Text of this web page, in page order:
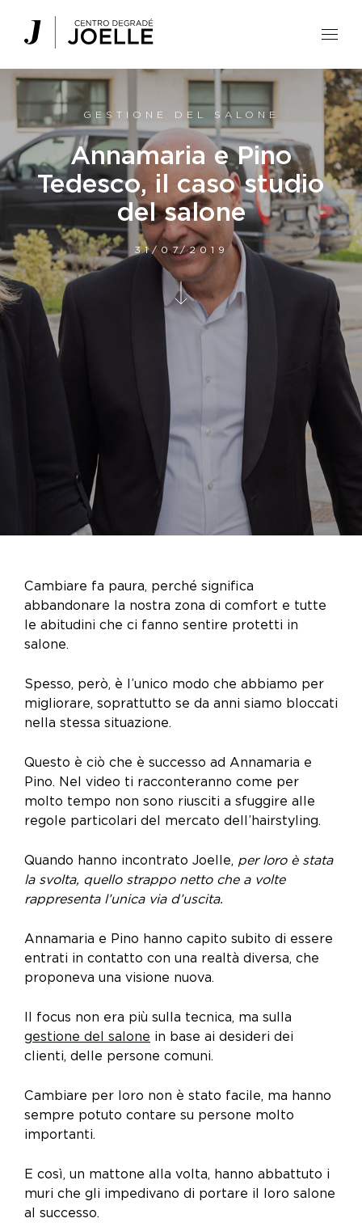
Centro Degradé Joelle Parrucchieri
GESTIONE DEL SALONE
Annamaria e Pino
Tedesco, il caso studio
del salone
31/07/2019
Cambiare fa paura, perché significa
abbandonare la nostra zona di comfort e tutte
le abitudini che ci fanno sentire protetti in
salone.
Spesso, però, è l’unico modo che abbiamo per
migliorare, soprattutto se da anni siamo bloccati
nella stessa situazione.
Questo è ciò che è successo ad Annamaria e
Pino. Nel video ti racconteranno come per
molto tempo non sono riusciti a sfuggire alle
regole particolari del mercato dell’hairstyling.
Quando hanno incontrato Joelle, per loro è stata
la svolta, quello strappo netto che a volte
rappresenta l’unica via d’uscita.
Annamaria e Pino hanno capito subito di essere
entrati in contatto con una realtà diversa, che
proponeva una visione nuova.
Il focus non era più sulla tecnica, ma sulla
gestione del salone in base ai desideri dei
clienti, delle persone comuni.
Cambiare per loro non è stato facile, ma hanno
sempre potuto contare su persone molto
importanti.
E così, un mattone alla volta, hanno abbattuto i
muri che gli impedivano di portare il loro salone
al successo.